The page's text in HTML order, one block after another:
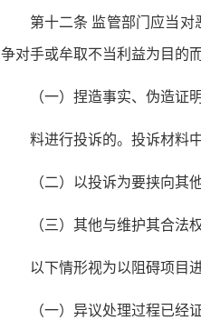
第十二条 监管部门应当
争对手或牟取不当利益为目的
（一）捏造事实、伪造证
料进行投诉的。投诉材料
（二）以投诉为要挟向其
（三）其他与维护其合法
以下情形视为以阻碍项目
（一）异议处理过程已经